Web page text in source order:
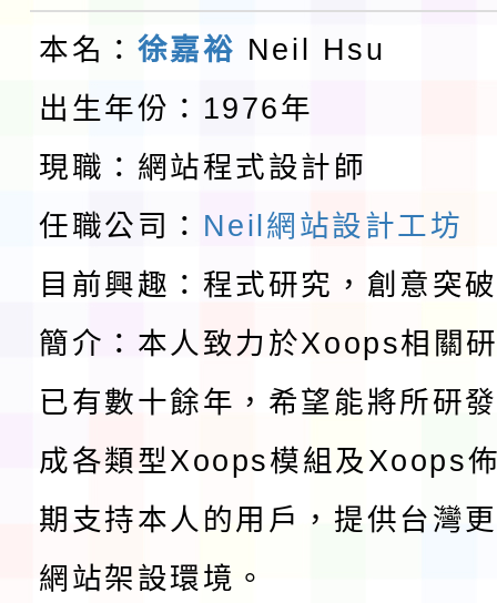
告(不再辦理後續甄選)
賽實施要點」1份
本市「115學年度學生
程安排一案
「桃園市補助參觀特色
展演活動實施計畫」
請一案
教育部校安中心白海豚
報
淨零綠領人才培育課程
檢送桃園市115學年度
及師生本土語及新住民
實施要點各1份
115年食農教育專業人
程
速演練執行計畫」
「115年金融知識線上
法」
本校115學年度第1學
本名： 徐嘉裕 Neil Hsu
出生年份：1976年
現職：網站程式設計師
任職公司： Neil網站設計工坊
目前興趣：程式研究，創意突
簡介：本人致力於Xoops相關
已有數十餘年，希望能將所研
成各類型Xoops模組及Xoops
期支持本人的用戶，提供台灣
網站架設環境。